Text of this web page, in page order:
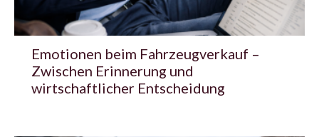
Emotionen beim Fahrzeugverkauf –
Zwischen Erinnerung und
wirtschaftlicher Entscheidung